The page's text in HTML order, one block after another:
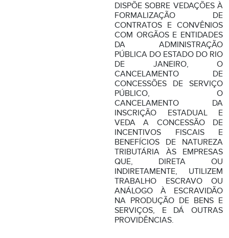
DISPÕE SOBRE VEDAÇÕES À
FORMALIZAÇÃO DE
CONTRATOS E CONVÊNIOS
COM ORGÃOS E ENTIDADES
DA ADMINISTRAÇÃO
PÚBLICA DO ESTADO DO RIO
DE JANEIRO, O
CANCELAMENTO DE
CONCESSÕES DE SERVIÇO
PÚBLICO, O
CANCELAMENTO DA
INSCRIÇÃO ESTADUAL E
VEDA A CONCESSÃO DE
INCENTIVOS FISCAIS E
BENEFÍCIOS DE NATUREZA
TRIBUTÁRIA ÀS EMPRESAS
QUE, DIRETA OU
INDIRETAMENTE, UTILIZEM
TRABALHO ESCRAVO OU
ANÁLOGO À ESCRAVIDÃO
NA PRODUÇÃO DE BENS E
SERVIÇOS, E DÁ OUTRAS
PROVIDÊNCIAS.